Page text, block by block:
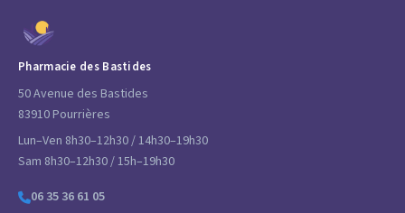
Pharmacie des Bastides
50 Avenue des Bastides
83910 Pourrières
Lun–Ven 8h30–12h30 / 14h30–19h30
Sam 8h30–12h30 / 15h–19h30
06 35 36 61 05